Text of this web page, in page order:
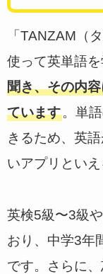
「TANZAM（
使って英単語を
聞き、その内
ています。単
きるため、英
いアプリといえ
英検5級〜3級
おり、中学3年
です。さらに